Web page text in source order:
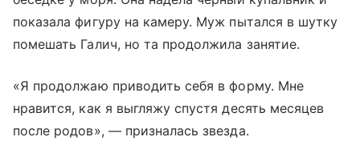
показала фигуру на камеру. Муж пытался в шутку
помешать Галич, но та продолжила занятие.
«Я продолжаю приводить себя в форму. Мне
нравится, как я выгляжу спустя десять месяцев
после родов», — призналась звезда.